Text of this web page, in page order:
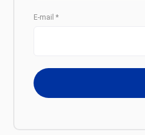
E-mail *